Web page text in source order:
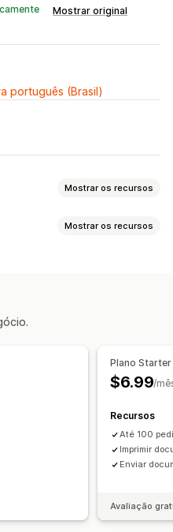
Mostrar original
português (Brasil)
Mostrar os recursos
Relatórios
Mostrar os recursos
Plano Starter
$6.99/
Recursos
Até 100
Imprimir
Enviar
Avaliação